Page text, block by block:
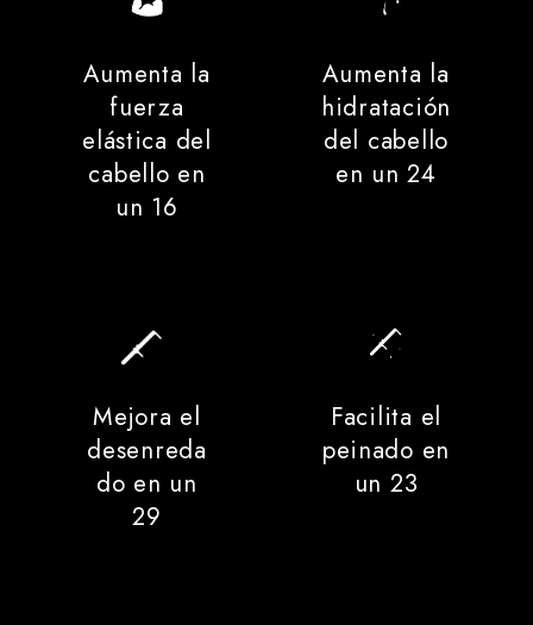
Aumenta la
fuerza
elástica del
cabello en
un 16
Aumenta la
hidratación
del cabello
en un 24
Mejora el
desenreda
do en un
29
Facilita el
peinado en
un 23